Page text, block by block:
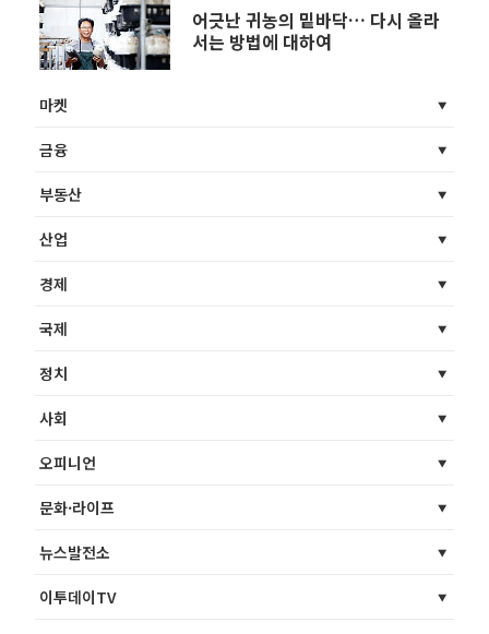
어긋난 귀농의 밑바닥… 다시 올라
서는 방법에 대하여
마켓
금융
부동산
산업
경제
국제
정치
사회
오피니언
문화·라이프
뉴스발전소
이투데이TV